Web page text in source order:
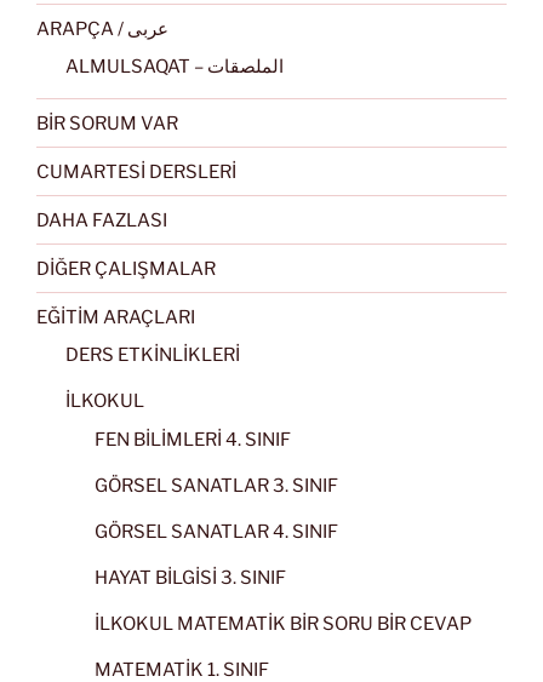
ARAPÇA / عربى
ALMULSAQAT – الملصقات
BİR SORUM VAR
CUMARTESİ DERSLERİ
DAHA FAZLASI
DİĞER ÇALIŞMALAR
EĞİTİM ARAÇLARI
DERS ETKİNLİKLERİ
İLKOKUL
FEN BİLİMLERİ 4. SINIF
GÖRSEL SANATLAR 3. SINIF
GÖRSEL SANATLAR 4. SINIF
HAYAT BİLGİSİ 3. SINIF
İLKOKUL MATEMATİK BİR SORU BİR CEVAP
MATEMATİK 1. SINIF